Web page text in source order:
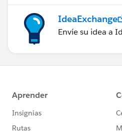
IdeaExchange
Envíe su idea a